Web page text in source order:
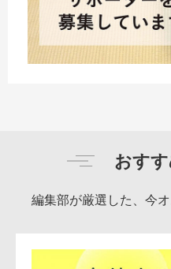
おす
編集部が厳選した、今